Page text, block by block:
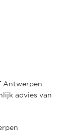
Antwerpen.
advies van